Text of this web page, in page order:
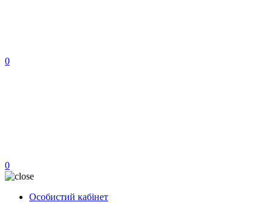
0
0
Особистий кабінет